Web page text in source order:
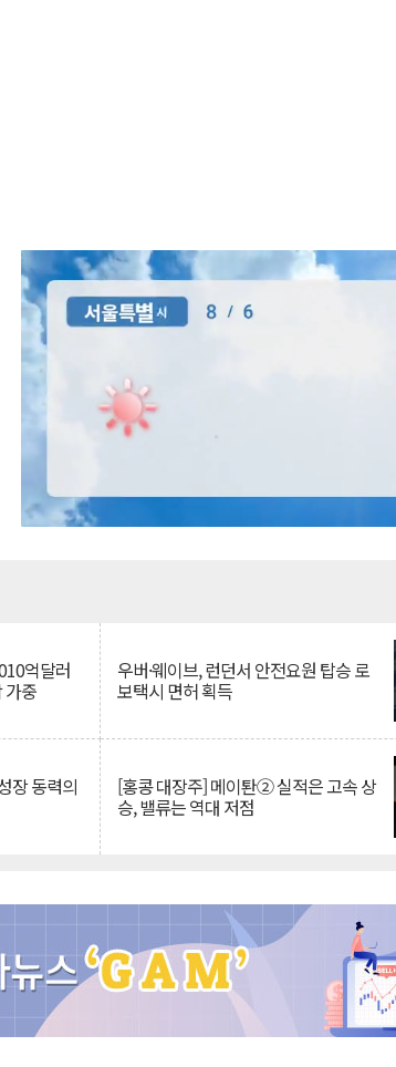
억달러
가중
우버·웨이브, 런던서 안전요원 탑승 로
보택시 면허 획득
장 동력의 [홍콩 대장주] 메이퇀② 실적은 고속 상
승, 밸류는 역대 저점